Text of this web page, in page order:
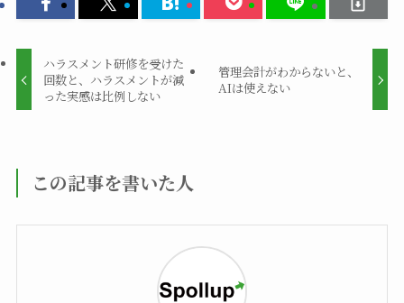
ハラスメント研修を受けた
回数と、ハラスメントが減
った実感は比例しない
管理会計がわからないと、
AIは使えない
この記事を書いた人